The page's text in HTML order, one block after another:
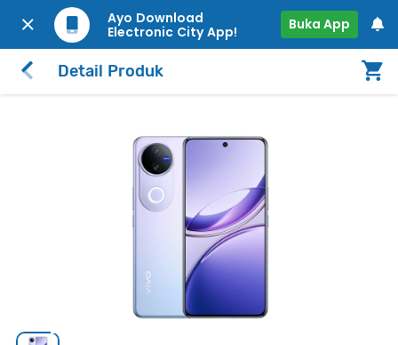
Ayo Download
Electronic City App!
Buka App
Detail Produk